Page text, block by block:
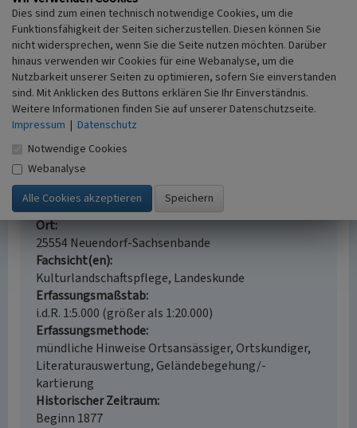
Internet
holstein-tourismus.de(abgerufen 14.11.2018)
tiefstelandstelle.de: Gemeinde Neuendorf-Sachsenbande -
Historisches Handwerk (abgerufen 14.11.2018)
Stellmacherei und Schmiede in Dückerstieg
Schlagwörter
Schmiede
Straße / Hausnummer
Dückerstieg 7
Ort
25554 Neuendorf-Sachsenbande
Fachsicht(en)
Kulturlandschaftspflege, Landeskunde
Erfassungsmaßstab
i.d.R. 1:5.000 (größer als 1:20.000)
Erfassungsmethode
mündliche Hinweise Ortsansässiger, Ortskundiger,
Literaturauswertung, Geländebegehung/-
kartierung
Historischer Zeitraum
Beginn 1877
Dies sind zum einen technisch notwendige Cookies, um die
Funktionsfähigkeit der Seiten sicherzustellen. Diesen können Sie
nicht widersprechen, wenn Sie die Seite nutzen möchten. Darüber
hinaus verwenden wir Cookies für eine Webanalyse, um die
Nutzbarkeit unserer Seiten zu optimieren, sofern Sie einverstanden
sind. Mit Anklicken des Buttons erklären Sie Ihr Einverständnis.
Weitere Informationen finden Sie auf unserer Datenschutzseite.
Impressum | Datenschutz
Notwendige Cookies
Webanalyse